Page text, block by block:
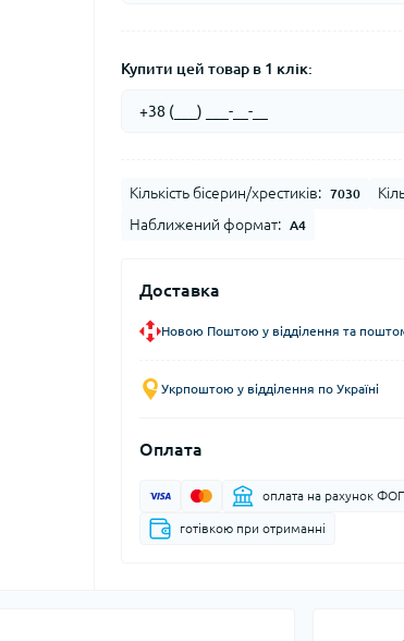
Купити цей товар в 1 клік:
Кількість бісерин/хрестиків: 7030
Наближений формат: А4
Доставка
Новою Поштою у відділення та
Укрпоштою у відділення по Україні
Оплата
оплата на рахунок
готівкою при отриманні